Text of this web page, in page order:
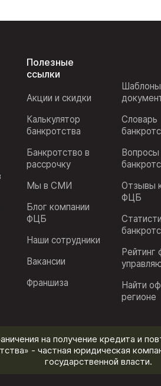
Полезные
ссылки
Акции и скидки
Калькулятор
банкротства
Банкротство в
рассрочку
Мы в СМИ
Блог компании
ФЦБ
Наши сотрудники
Вакансии
Франшиза
Шаблоны
Словарь
Вопросы
Отзывы
ФЦБ
Рейтинг
Найти
регионе
на получение кредита и
- частная юридическая
государственной власти.